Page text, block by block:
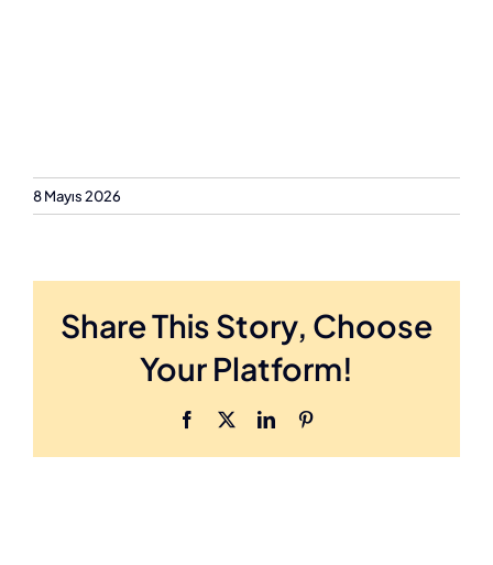
8 Mayıs 2026
Share This Story, Choose
Your Platform!
Facebook LinkedIn